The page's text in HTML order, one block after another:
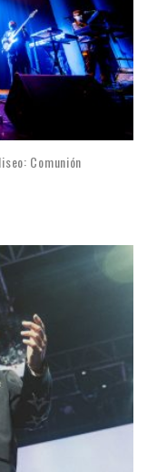
Comunión